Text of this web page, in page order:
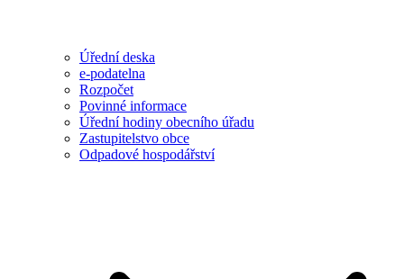
Úřední deska
e-podatelna
Rozpočet
Povinné informace
Úřední hodiny obecního úřadu
Zastupitelstvo obce
Odpadové hospodářství